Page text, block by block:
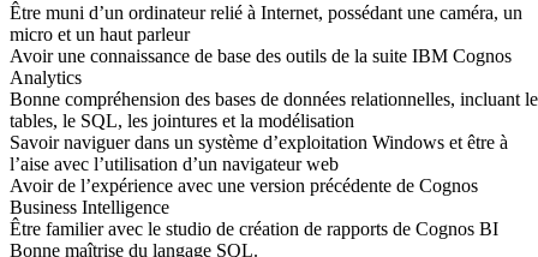
Être muni d’un ordinateur relié à Internet, possédant une caméra, un
micro et un haut parleur
Avoir une connaissance de base des outils de la suite IBM Cognos
Analytics
Bonne compréhension des bases de données relationnelles, incluant
tables, le SQL, les jointures et la modélisation
Savoir naviguer dans un système d’exploitation Windows et être à
l’aise avec l’utilisation d’un navigateur web
Avoir de l’expérience avec une version précédente de Cognos
Business Intelligence
Être familier avec le studio de création de rapports de Cognos BI
Bonne maîtrise du langage SQL.